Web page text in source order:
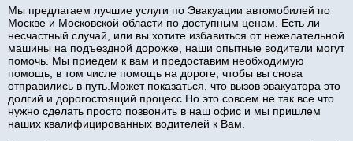
Мы предлагаем лучшие услуги по Эвакуации автомобилей по
Москве и Московской области по доступным ценам. Есть ли
несчастный случай, или вы хотите избавиться от нежелательной
машины на подъездной дорожке, наши опытные водители могут
помочь. Мы приедем к вам и предоставим необходимую
помощь, в том числе помощь на дороге, чтобы вы снова
отправились в путь.Может показаться, что вызов эвакуатора это
долгий и дорогостоящий процесс.Но это совсем не так все что
нужно сделать просто позвонить в наш офис и мы пришлем
наших квалифицированных водителей к Вам.